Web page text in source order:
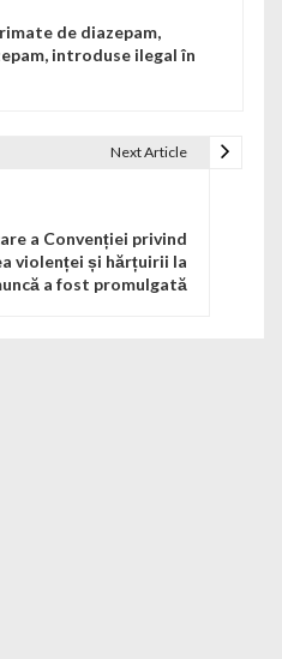
de diazepam,
introduse ilegal în
Next Article
a Convenției privind
violenței și hărțuirii la
a fost promulgată